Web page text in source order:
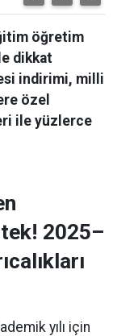
öğretim
dikkat
indirimi, milli
özel
ile yüzlerce
2025–
yılı için